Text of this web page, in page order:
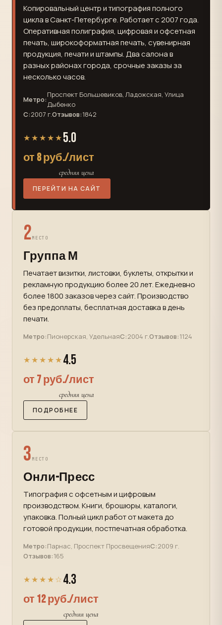
Копировальный центр и типография полного
цикла в Санкт-Петербурге. Работает с 2007 года.
Оперативная полиграфия, цифровая и офсетная
печать, широкоформатная печать, сувенирная
продукция, печати и штампы. Два салона в
разных районах города, срочные заказы за
несколько часов.
Метро:
Проспект Большевиков, Ладожская, Улица
Дыбенко
С:2007 г.Отзывов:1842
★★★★★ 5.0
от 8 руб./лист
средняя цена
ПЕРЕЙТИ НА САЙТ
2МЕСТО
Группа М
Печатает визитки, листовки, буклеты, открытки и
рекламную продукцию более 20 лет. Ежедневно
более 1800 заказов через сайт. Производство
без предоплаты, бесплатная доставка в день
печати.
Метро:Пионерская, УдельнаяС:2004 г.Отзывов:1124
★★★★★ 4.5
от 7 руб./лист
средняя цена
ПОДРОБНЕЕ
3 МЕСТО
Онли-Пресс
Типография с офсетным и цифровым
производством. Книги, брошюры, каталоги,
упаковка. Полный цикл работ от макета до
готовой продукции, постпечатная обработка.
Метро:Парнас, Проспект ПросвещенияС:2009 г.
Отзывов:165
★★★★☆ 4.3
от 12 руб./лист
средняя цена